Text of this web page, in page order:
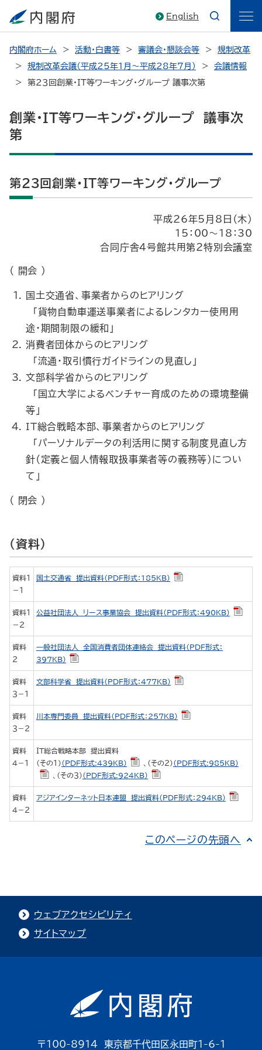
English
内閣府ホーム 活動・白書等 審議会・懇談会等
規制改革
規制改革会議（平成25年1月～平成28年7月）
会議情報
第２３回創業・IT等ワーキング・グループ 議事次第
創業・IT等ワーキング・グループ 議事次
第
第２３回創業・IT等ワーキング・グループ
平成26年5月8日（木）
15：00～18：30
合同庁舎４号館共用第２特別会議室
（ 開会 ）
国土交通省、事業者からのヒアリング
「貨物自動車運送事業者によるレンタカー使用用
途・期間制限の緩和」
消費者団体からのヒアリング
「流通・取引慣行ガイドラインの見直し」
文部科学省からのヒアリング
「国立大学によるベンチャー育成のための環境整備
等」
ＩＴ総合戦略本部、事業者からのヒアリング
「パーソナルデータの利活用に関する制度見直し方
針（定義と個人情報取扱事業者等の義務等）につい
て」
（ 閉会 ）
（資料）
資料１
－１
国土交通省 提出資料（PDF形式：185KB）
資料１
－２
公益社団法人 リース事業協会 提出資料（PDF形式：490KB）
資料
２
一般社団法人 全国消費者団体連絡会 提出資料（PDF形式：
397KB）
資料
３－１
文部科学省 提出資料（PDF形式：477KB）
資料
３－２
川本専門委員 提出資料（PDF形式：257KB）
資料
４－１
ＩＴ総合戦略本部 提出資料
（その１）（PDF形式:439KB） 、（その２）（PDF形式:985KB）
、（その３）（PDF形式:924KB）
資料
４－２
アジアインターネット日本連盟 提出資料（PDF形式：294KB）
このページの先頭へ
ウェブアクセシビリティ
サイトマップ
〒100-8914 東京都千代田区永田町1-6-1